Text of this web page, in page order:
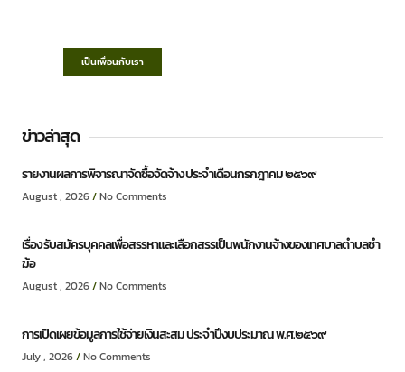
เป็นเพื่อนกับเรา
ข่าวล่าสุด
รายงานผลการพิจารณาจัดซื้อจัดจ้าง ประจำเดือนกรกฎาคม ๒๕๖๙
August , 2026 No Comments
เรื่อง รับสมัครบุคคลเพื่อสรรหาและเลือกสรรเป็นพนักงานจ้างของเทศบาลตำบลชำ
ฆ้อ
August , 2026 No Comments
การเปิดเผยข้อมูลการใช้จ่ายเงินสะสม ประจำปีงบประมาณ พ.ศ.๒๕๖๙
July , 2026 No Comments